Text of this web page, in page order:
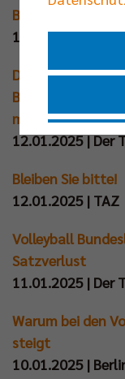
BR Volleys
12.01.2025 |
Doppelspieltag
BR Volleys
machen“
12.01.2025 | Der
Bleiben Sie bitte!
12.01.2025 | TAZ
Volleyball
Satzverlust
11.01.2025 | Der
Warum bei den
steigt
10.01.2025 |
Nur